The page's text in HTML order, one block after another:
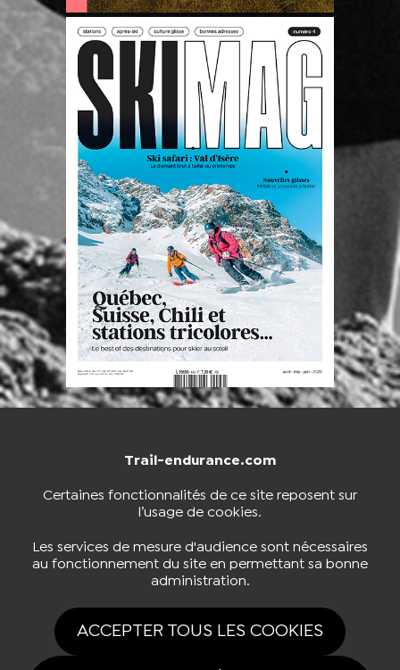
Trail-endurance.com
Certaines fonctionnalités de ce site reposent sur
l’usage de cookies.
Les services de mesure d'audience sont nécessaires
au fonctionnement du site en permettant sa bonne
administration.
ACCEPTER TOUS LES COOKIES
NOUS CONTACTER BOUTIQUE
NOUS SUIVRE